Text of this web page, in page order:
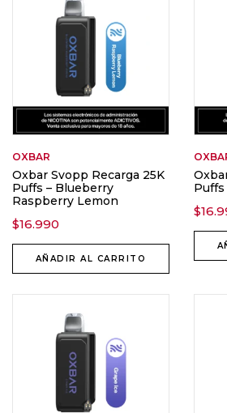
OXBAR
Oxbar Svopp Recarga 25K
Puffs – Blueberry
Raspberry Lemon
$16.990
AÑADIR AL CARRITO
$